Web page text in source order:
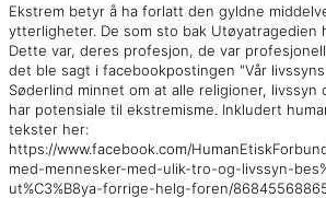
Ekstrem betyr å ha forlatt den gyldne
ytterligheter. De som sto bak Utøyatragedien
Dette var, deres profesjon, de var
det ble sagt i facebookpostingen "Vår
Søderlind minnet om at alle religioner, livssyn
har potensiale til ekstremisme. Inkludert
tekster her:
https://www.facebook.com/
med-mennesker-med-ulik-tro-og-livssyn-
ut%C3%B8ya-forrige-helg-foren/